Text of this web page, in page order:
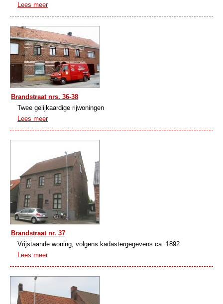
Lees meer
Brandstraat nrs. 36-38
Twee gelijkaardige rijwoningen
Lees meer
Brandstraat nr. 37
Vrijstaande woning, volgens kadastergegevens ca. 1892
Lees meer